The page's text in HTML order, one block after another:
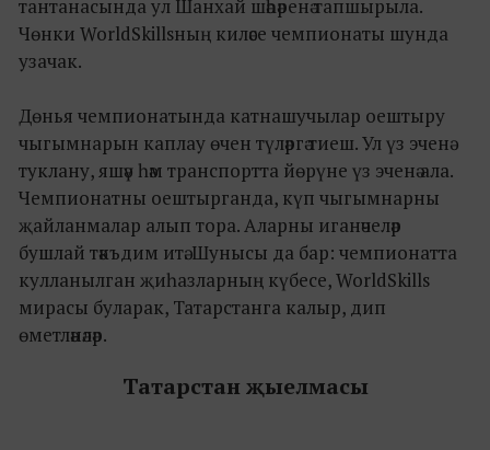
тантанасында ул Шанхай шәһәренә тапшырыла.
Чөнки WorldSkillsның киләсе чемпионаты шунда
узачак.
Дөнья чемпионатында катнашучылар оештыру
чыгымнарын каплау өчен түләргә тиеш. Ул үз эченә
туклану, яшәү һәм транспортта йөрүне үз эченә ала.
Чемпионатны оештырганда, күп чыгымнарны
җайланмалар алып тора. Аларны иганәчеләр
бушлай тәкъдим итә. Шунысы да бар: чемпионатта
кулланылган җиһазларның күбесе, WorldSkills
мирасы буларак, Татарстанга калыр, дип
өметләнәләр.
Татарстан җыелмасы